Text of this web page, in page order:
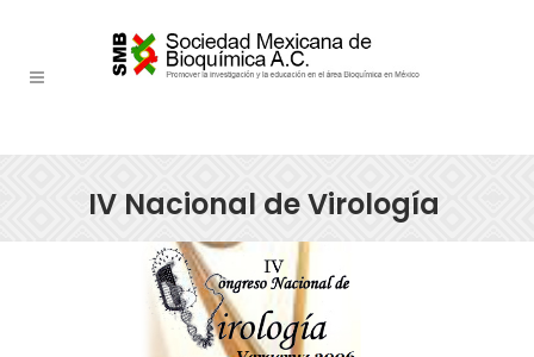
IV Nacional de Virología